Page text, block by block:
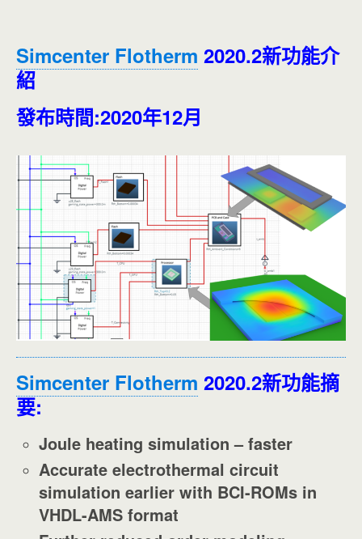
Simcenter Flotherm 2020.2新功能介
紹
發布時間:2020年12月
Simcenter Flotherm 2020.2新功能摘
要:
Joule heating simulation – faster
Accurate electrothermal circuit
simulation earlier with BCI-ROMs in
VHDL-AMS format